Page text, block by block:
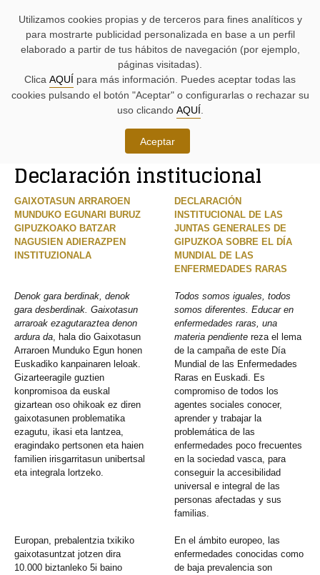
NAVEGACIÓN:
contenido.
parlamentaria.
parlamentarias.
MENÚS
PRINCIPAL
ACCESO
PÁGINA
ACTUAL
CONTENIDO
PRINCIPAL
DE
LA
PÁGINA
Declaración institucional
GAIXOTASUN ARRAROEN
MUNDUKO EGUNARI BURUZ
GIPUZKOAKO BATZAR
NAGUSIEN ADIERAZPEN
INSTITUZIONALA
DECLARACIÓN
INSTITUCIONAL DE LAS
JUNTAS GENERALES DE
GIPUZKOA SOBRE EL DÍA
MUNDIAL DE LAS
ENFERMEDADES RARAS
Denok gara berdinak, denok
gara desberdinak. Gaixotasun
arraroak ezagutaraztea denon
ardura da, hala dio Gaixotasun
Arraroen Munduko Egun honen
Euskadiko kanpainaren leloak.
Gizarteeragile guztien
konpromisoa da euskal
gizartean oso ohikoak ez diren
gaixotasunen problematika
ezagutu, ikasi eta lantzea,
eragindako pertsonen eta haien
familien irisgarritasun unibertsal
eta integrala lortzeko.
Todos somos iguales, todos
somos diferentes. Educar en
enfermedades raras, una
materia pendiente reza el lema
de la campaña de este Día
Mundial de las Enfermedades
Raras en Euskadi. Es
compromiso de todos los
agentes sociales conocer,
aprender y trabajar la
problemática de las
enfermedades poco frecuentes
en la sociedad vasca, para
conseguir la accesibilidad
universal e integral de las
personas afectadas y sus
familias.
Europan, prebalentzia txikiko
gaixotasuntzat jotzen dira
10.000 biztanleko 5i baino
En el ámbito europeo, las
enfermedades conocidas como
de baja prevalencia son
Utilizamos cookies propias y de terceros para fines analíticos y
para mostrarte publicidad personalizada en base a un perfil
elaborado a partir de tus hábitos de navegación (por ejemplo,
páginas visitadas).
Clica AQUÍ para más información. Puedes aceptar todas las
cookies pulsando el botón "Aceptar" o configurarlas o rechazar su
uso clicando AQUÍ
Aceptar